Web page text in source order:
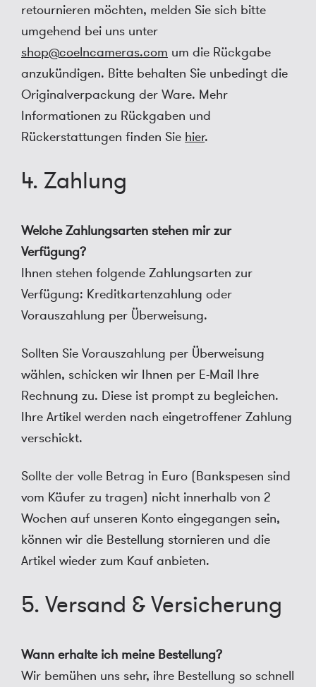
retournieren möchten, melden Sie sich bitte
umgehend bei uns unter
shop@coelncameras.com um die Rückgabe
anzukündigen. Bitte behalten Sie unbedingt die
Originalverpackung der Ware. Mehr
Informationen zu Rückgaben und
Rückerstattungen finden Sie hier.
4. Zahlung
Welche Zahlungsarten stehen mir zur
Verfügung?
Ihnen stehen folgende Zahlungsarten zur
Verfügung: Kreditkartenzahlung oder
Vorauszahlung per Überweisung.
Sollten Sie Vorauszahlung per Überweisung
wählen, schicken wir Ihnen per E-Mail Ihre
Rechnung zu. Diese ist prompt zu begleichen.
Ihre Artikel werden nach eingetroffener Zahlung
verschickt.
Sollte der volle Betrag in Euro (Bankspesen sind
vom Käufer zu tragen) nicht innerhalb von 2
Wochen auf unseren Konto eingegangen sein,
können wir die Bestellung stornieren und die
Artikel wieder zum Kauf anbieten.
5. Versand & Versicherung
Wann erhalte ich meine Bestellung?
Wir bemühen uns sehr, ihre Bestellung so schnell